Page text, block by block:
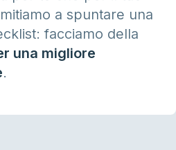
a spuntare una
facciamo della
una migliore
.